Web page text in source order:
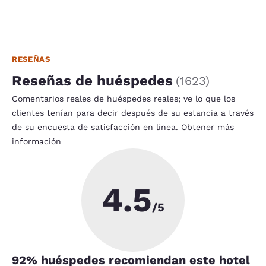
RESEÑAS
Reseñas de huéspedes (1623)
Comentarios reales de huéspedes reales; ve lo que los
clientes tenían para decir después de su estancia a través
de su encuesta de satisfacción en línea. Obtener más
información
4.5/5
92% huéspedes recomiendan este hotel